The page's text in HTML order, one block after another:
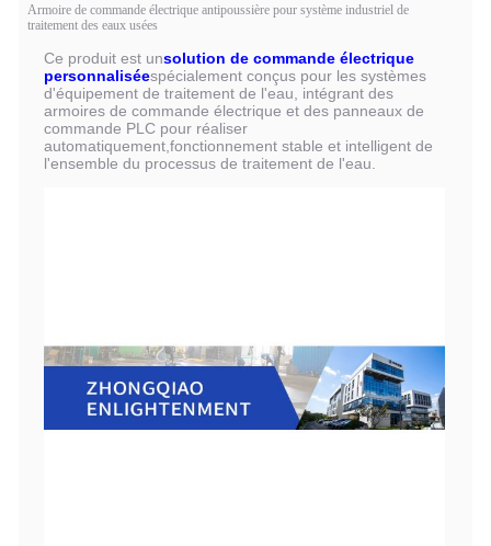
Armoire de commande électrique antipoussière pour système industriel de
traitement des eaux usées
Ce produit est unsolution de commande électrique
personnaliséespécialement conçus pour les systèmes
d'équipement de traitement de l'eau, intégrant des
armoires de commande électrique et des panneaux de
commande PLC pour réaliser
automatiquement,fonctionnement stable et intelligent de
l'ensemble du processus de traitement de l'eau.